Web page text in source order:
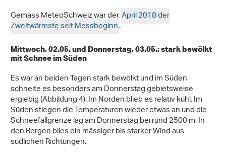
Gemäss MeteoSchweiz war derApril 2018 der
Zweitwärmste seit Messbeginn.
Mittwoch, 02.05. und Donnerstag, 03.05.: stark bewölkt
mit Schnee im Süden
Es war an beiden Tagen stark bewölkt und im Süden
schneite es besonders am Donnerstag gebietsweise
ergiebig (Abbildung 4). Im Norden blieb es relativ kühl. Im
Süden stiegen die Temperaturen wieder etwas an und die
Schneefallgrenze lag am Donnerstag bei rund 2500 m. In
den Bergen blies ein mässiger bis starker Wind aus
südlichen Richtungen.